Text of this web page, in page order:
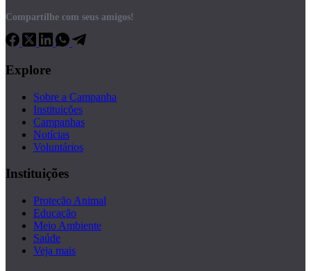
Compartilhe com seus amigos!
Explore
Sobre a Campanha
Instituições
Campanhas
Notícias
Voluntários
Instituições
Proteção Animal
Educação
Meio Ambiente
Saúde
Veja mais